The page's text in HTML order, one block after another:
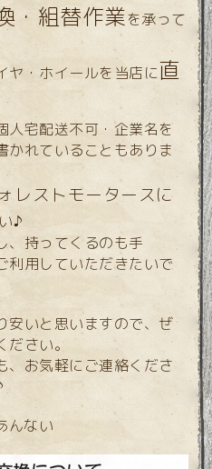
・組替作業を承って
ヤ・ホイールを当店に直
人宅配送不可・企業名を
かれていることもありま
レストモータースに
♪
、持ってくるのも手
利用していただきたいで
安いと思いますので、ぜ
ださい。
、お気軽にご連絡くださ